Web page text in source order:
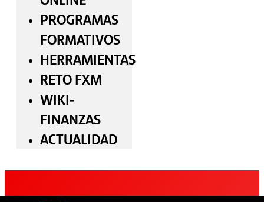
PROGRAMAS
FORMATIVOS
HERRAMIENTAS
RETO FXM
WIKI-
FINANZAS
ACTUALIDAD